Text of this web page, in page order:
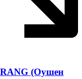
(Оушен